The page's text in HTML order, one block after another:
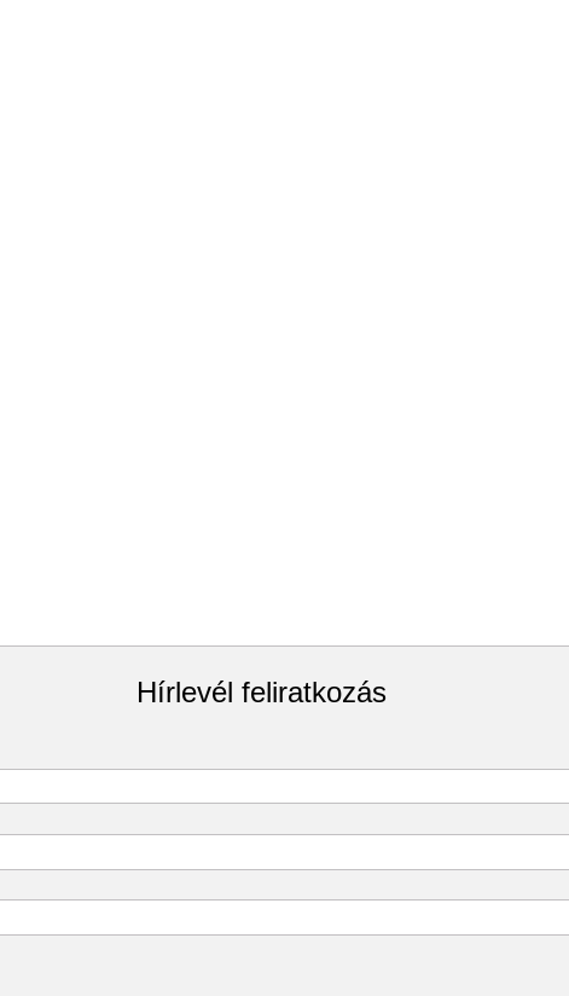
Hírlevél feliratkozás